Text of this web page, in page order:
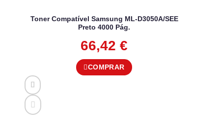
Toner Compatível Samsung ML-D3050A/SEE
Preto 4000 Pág.
66,42 €
COMPRAR